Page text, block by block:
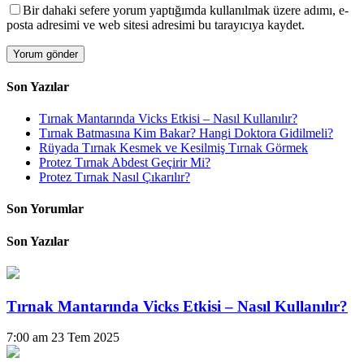
Bir dahaki sefere yorum yaptığımda kullanılmak üzere adımı, e-
posta adresimi ve web sitesi adresimi bu tarayıcıya kaydet.
Son Yazılar
Tırnak Mantarında Vicks Etkisi – Nasıl Kullanılır?
Tırnak Batmasına Kim Bakar? Hangi Doktora Gidilmeli?
Rüyada Tırnak Kesmek ve Kesilmiş Tırnak Görmek
Protez Tırnak Abdest Geçirir Mi?
Protez Tırnak Nasıl Çıkarılır?
Son Yorumlar
Son Yazılar
Tırnak Mantarında Vicks Etkisi – Nasıl Kullanılır?
7:00 am 23 Tem 2025